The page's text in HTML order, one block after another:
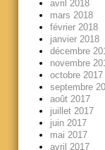
avril 2018
mars 2018
février 2018
janvier 2018
décembre
novembre
octobre 2017
septembre
août 2017
juillet 2017
juin 2017
mai 2017
avril 2017